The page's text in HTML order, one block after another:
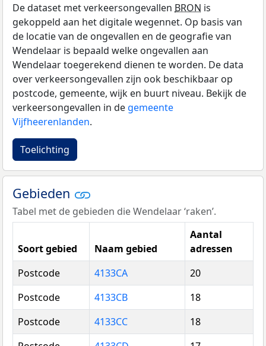
De dataset met verkeersongevallen BRON is
gekoppeld aan het digitale wegennet. Op basis van
de locatie van de ongevallen en de geografie van
Wendelaar is bepaald welke ongevallen aan
Wendelaar toegerekend dienen te worden. De data
over verkeersongevallen zijn ook beschikbaar op
postcode, gemeente, wijk en buurt niveau. Bekijk de
verkeersongevallen in de gemeente
Vijfheerenlanden.
Toelichting
Gebieden
Tabel met de gebieden die Wendelaar ‘raken’.
Soort gebied Naam gebied
Aantal
adressen
Postcode
4133CA
20
Postcode
4133CB
18
Postcode
4133CC
18